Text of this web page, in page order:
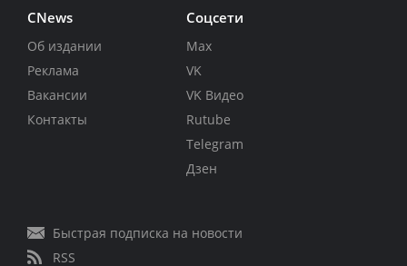
CNews
Об издании
Реклама
Вакансии
Контакты
Соцсети
Max
VK
VK Видео
Rutube
Telegram
Дзен
Быстрая подписка на новости
RSS